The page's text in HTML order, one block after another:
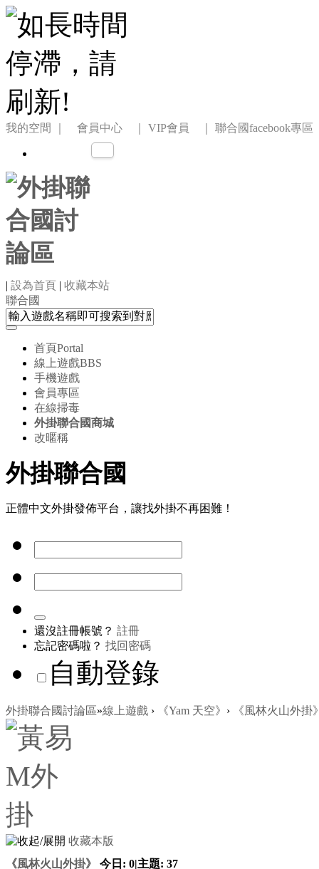
我的空間 ｜ 會員中心 ｜ VIP會員 ｜ 聯合國facebook專區
| 設為首頁 | 收藏本站
聯合國
首頁Portal
線上遊戲BBS
手機遊戲
會員專區
在線掃毒
外掛聯合國商城
改暱稱
外掛聯合國
正體中文外掛發佈平台，讓找外掛不再困難！
還沒註冊帳號？ 註冊
忘記密碼啦？ 找回密碼
自動登錄
外掛聯合國討論區»線上遊戲 › 《Yam 天空》 › 《風林火山外掛
收藏本版
《風林火山外掛》
今日: 0|主題: 37